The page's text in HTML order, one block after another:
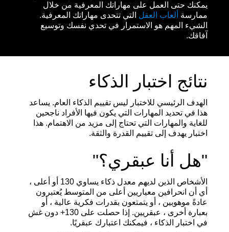
يمكنك حتى العمل على مهاراتك المعرفية من خلال
ممارسةألعاب العقلالتي تتحدى مهاراتك المعرفية.
الشيء المهم هو الاستمرار في تحدي نفسك وتوسيع
آفاقك.
نتائج اختبار الذكاء
الهدف الرئيسي للاختبار ليس تقييم الذكاء العام. يساعد
هذا في تحديد المهارات التي يكون فيها الأفراد ناجحين
للغاية والمهارات التي تحتاج إلى مزيد من الاهتمام. هذا
اختبار يهدف إلى تقييم القدرة والثقة.
"هل أنا عبقري؟"
الأشخاص الذين لديهم معدل ذكاء يساوي 130 أو أعلى ،
أي أن انحرافين معياريين أعلى من المتوسط يُعتبرون
عادةً موهوبين ، أو يتمتعون بقدرات فكرية عالية ، أو
بعبارة أخرى ، عبقريين. إذا حصلت على 130+ دون غش
في اختبار الذكاء ، فيمكنك اعتبارك عبقريًا.